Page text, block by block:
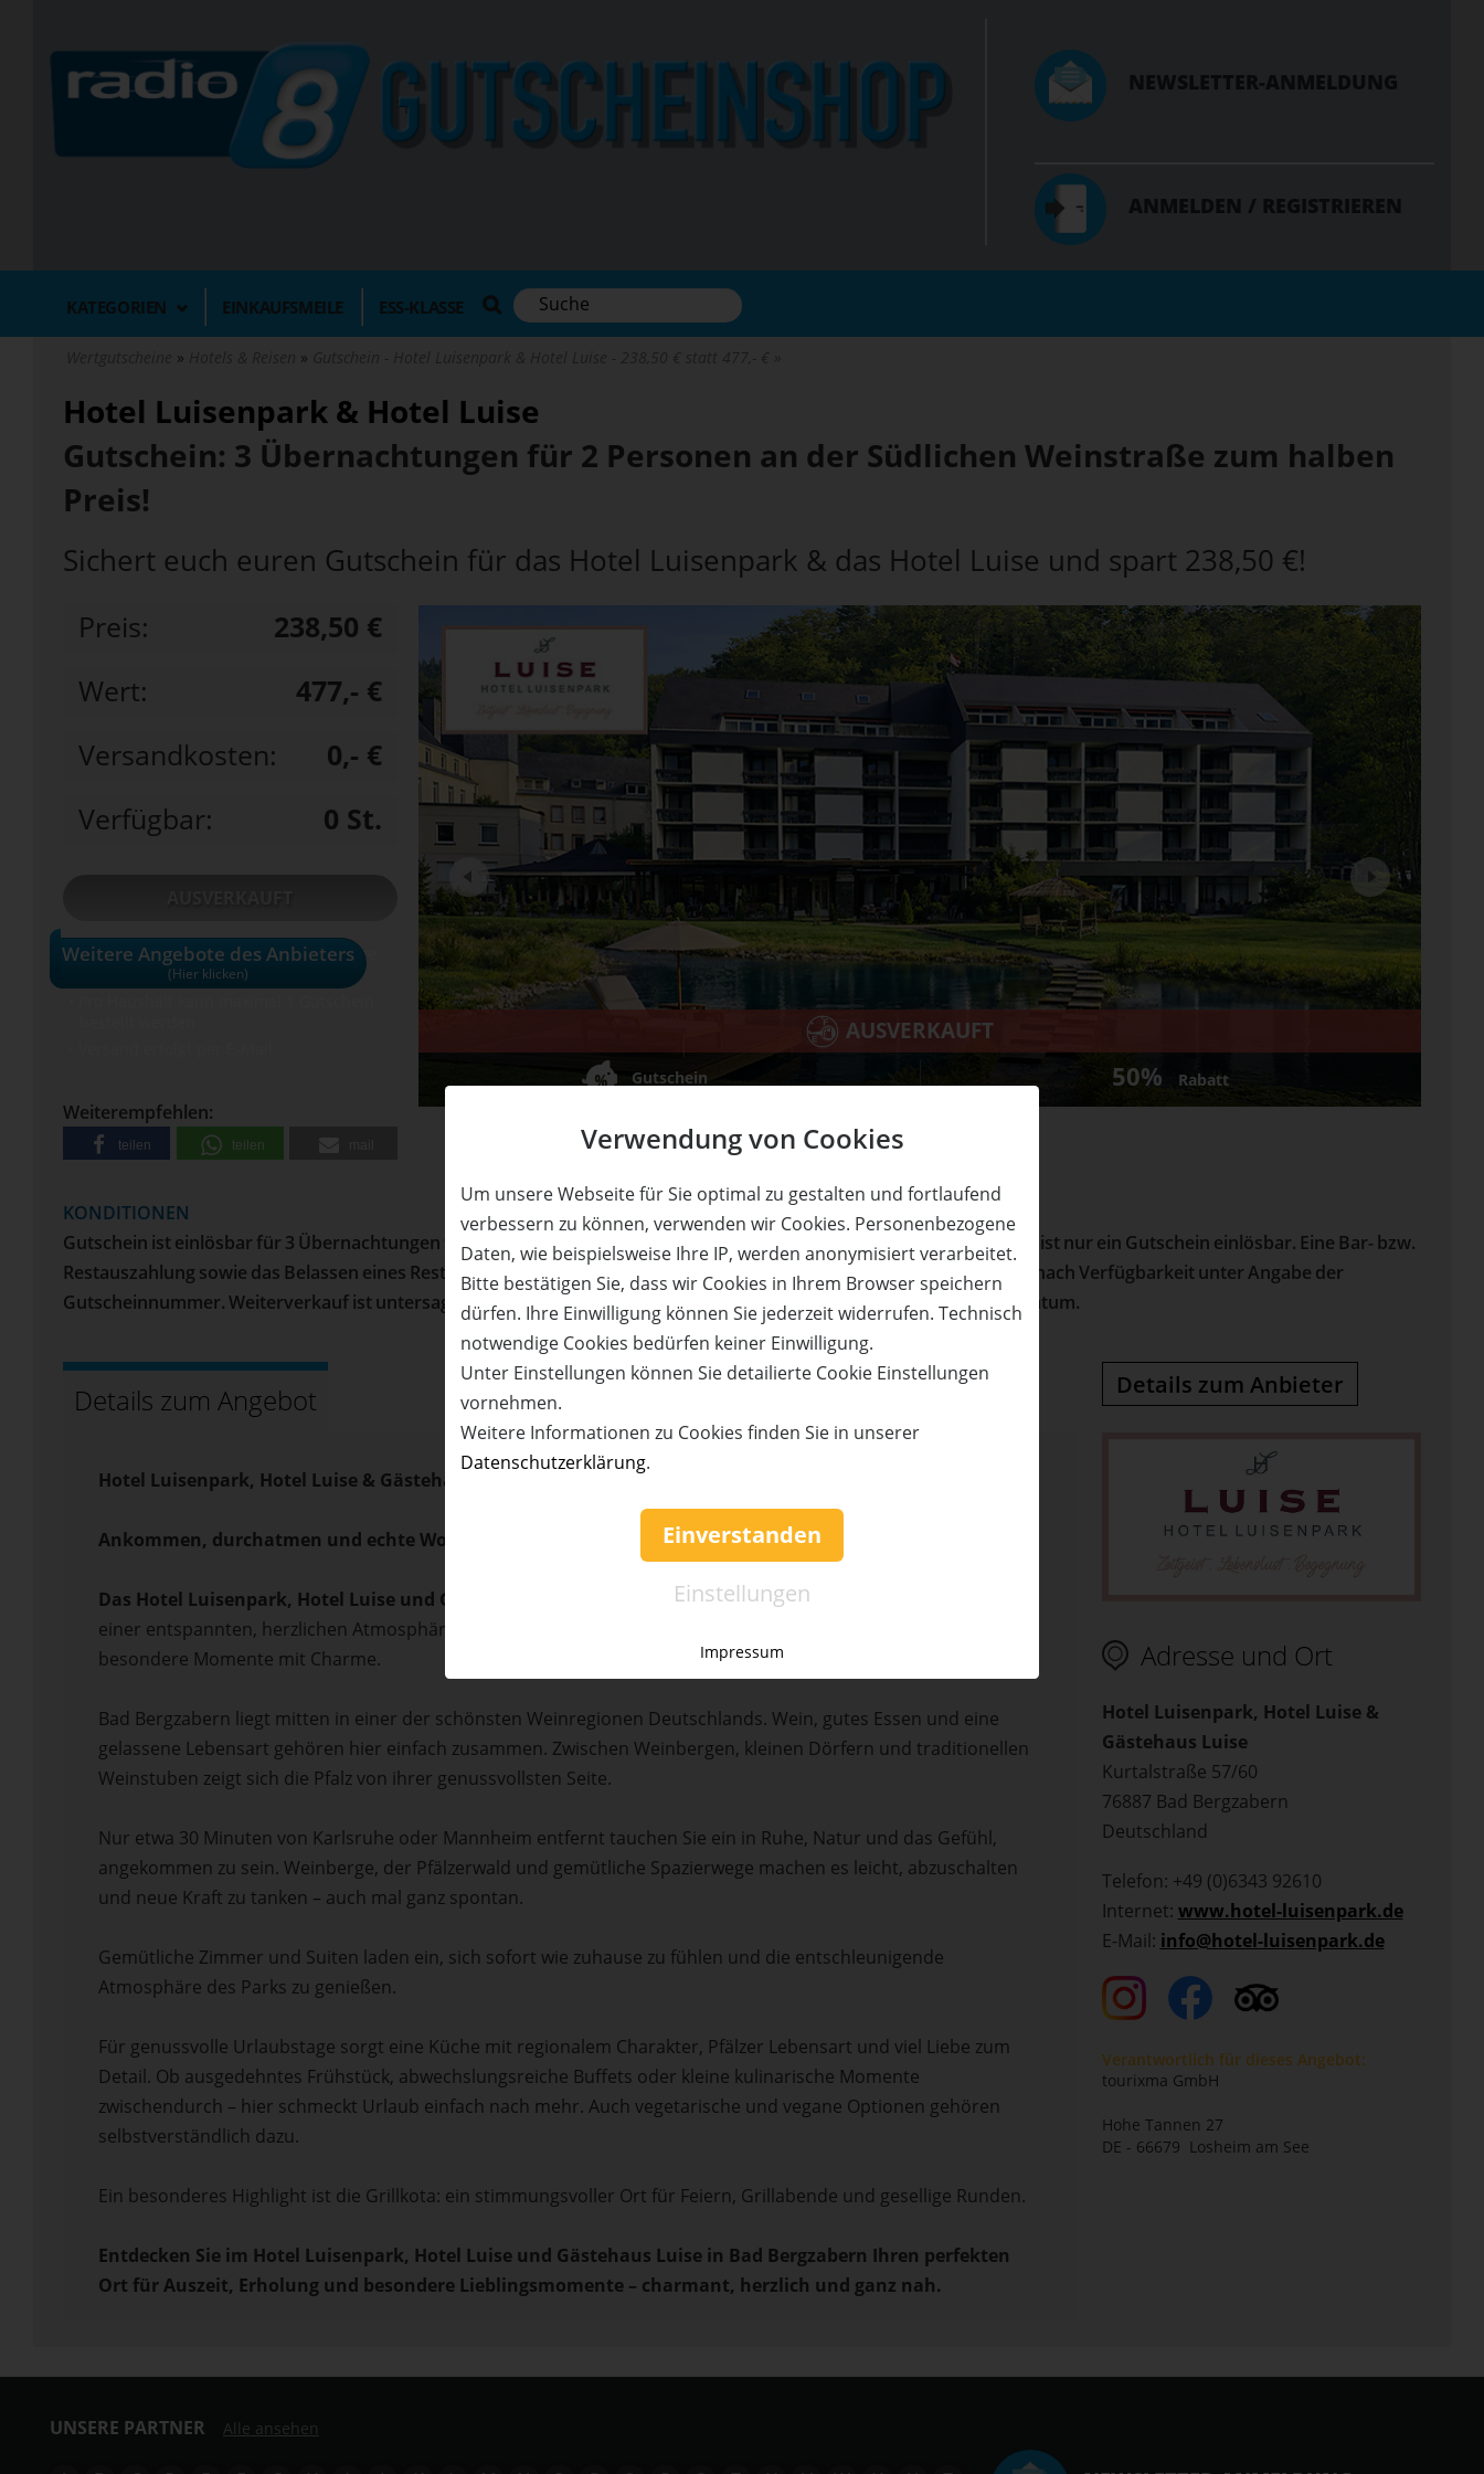
Verwendung von Cookies
Um unsere Webseite für Sie optimal zu gestalten und fortlaufend
verbessern zu können, verwenden wir Cookies. Personenbezogene
Daten, wie beispielsweise Ihre IP, werden anonymisiert verarbeitet.
Bitte bestätigen Sie, dass wir Cookies in Ihrem Browser speichern
dürfen. Ihre Einwilligung können Sie jederzeit widerrufen. Technisch
notwendige Cookies bedürfen keiner Einwilligung.
Unter Einstellungen können Sie detailierte Cookie Einstellungen
vornehmen.
Weitere Informationen zu Cookies finden Sie in unserer
Datenschutzerklärung.
Einverstanden
Einstellungen
Impressum
NEWSLETTER-ANMELDUNG
ANMELDEN / REGISTRIEREN
KATEGORIEN EINKAUFSMEILE ESS-KLASSE
Hotel Luisenpark & Hotel Luise
Gutschein: 3 Übernachtungen für 2 Personen an der Südlichen Weinstraße zum halben
Preis!
Sichert euch euren Gutschein für das Hotel Luisenpark & das Hotel Luise und spart 238,50 €!
AUSVERKAUFT
Gutschein 50% Rabatt
Next
Preis:
238,50 €
Wert:
477,- €
Versandkosten:
0,- €
Verfügbar:
0 St.
Weitere Angebote des Anbieters
(Hier klicken)
• Alle Gutscheine und Tickets nur solange
der Vorrat reicht!
Weiterempfehlen:
teilen teilen
KONDITIONEN
Gutschein ist einlösbar für 3 Übernachtungen für 2 Personen im Doppelzimmer Deluxe inkl. Frühstück. Pro Aufenthalt ist nur ein Gutschein einlösbar. Eine Bar- bzw.
Restauszahlung sowie das Belassen eines Restwerts auf dem Gutschein sind nicht möglich. Einlösbar auf Anfrage und nach Verfügbarkeit unter Angabe der
Gutscheinnummer. Weiterverkauf ist untersagt. Nur einlösbar in der Vor- und Nachsaison. Einlösbar 3 Jahre ab Kaufdatum.
Details zum Angebot
Hotel Luisenpark, Hotel Luise & Gästehaus Luise Bad Bergzabern
Ankommen, durchatmen und echte Wohlfühlmomente erleben
Das Hotel Luisenpark, Hotel Luise und Gästehaus Luise in Bad Bergzabernverbinden Pfälzer Lebensart mit
einer entspannten, herzlichen Atmosphäre. Hier treffen Park, Natur und Gastlichkeit aufeinander – für
besondere Momente mit Charme.
Bad Bergzabern liegt mitten in einer der schönsten Weinregionen Deutschlands. Wein, gutes Essen und eine
gelassene Lebensart gehören hier einfach zusammen. Zwischen Weinbergen, kleinen Dörfern und traditionellen
Weinstuben zeigt sich die Pfalz von ihrer genussvollsten Seite.
Nur etwa 30 Minuten von Karlsruhe oder Mannheim entfernt tauchen Sie ein in Ruhe, Natur und das Gefühl,
angekommen zu sein. Weinberge, der Pfälzerwald und gemütliche Spazierwege machen es leicht, abzuschalten
und neue Kraft zu tanken – auch mal ganz spontan.
Gemütliche Zimmer und Suiten laden ein, sich sofort wie zuhause zu fühlen und die entschleunigende
Atmosphäre des Parks zu genießen.
Für genussvolle Urlaubstage sorgt eine Küche mit regionalem Charakter, Pfälzer Lebensart und viel Liebe zum
Detail. Ob ausgedehntes Frühstück, abwechslungsreiche Buffets oder kleine kulinarische Momente
zwischendurch – hier schmeckt Urlaub einfach nach mehr. Auch vegetarische und vegane Optionen gehören
selbstverständlich dazu.
Ein besonderes Highlight ist die Grillkota: ein stimmungsvoller Ort für Feiern, Grillabende und gesellige Runden.
Entdecken Sie im Hotel Luisenpark, Hotel Luise und Gästehaus Luise in Bad Bergzabern Ihren perfekten
Ort für Auszeit, Erholung und besondere Lieblingsmomente – charmant, herzlich und ganz nah.
Details zum Anbieter
Adresse und Ort
Hotel Luisenpark, Hotel Luise &
Gästehaus Luise
Kurtalstraße 57/60
76887 Bad Bergzabern
Deutschland
Telefon: +49 (0)6343 92610
Internet: www.hotel-luisenpark.de
E-Mail: info@hotel-luisenpark.de
Verantwortlich für dieses Angebot:
tourixma GmbH
Hohe Tannen 27
DE - 66679 Losheim am See
UNSERE PARTNER Alle ansehen